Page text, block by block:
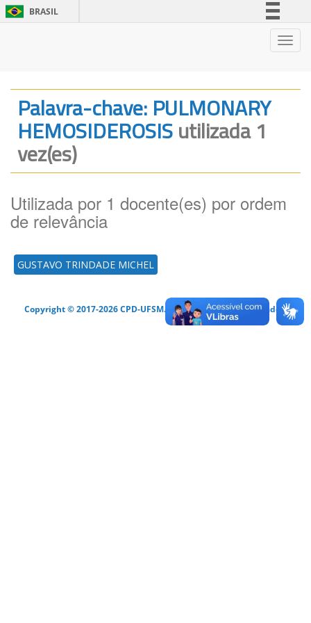
BRASIL
Legislação
Canais
Palavra-chave: PULMONARY
HEMOSIDEROSISutilizada 1
vez(es)
Utilizada por 1 docente(es) por ordem
de relevância
GUSTAVO TRINDADE MICHEL
Copyright © 2017-2026 CPD-UFSM. Todos os direitos reservados.